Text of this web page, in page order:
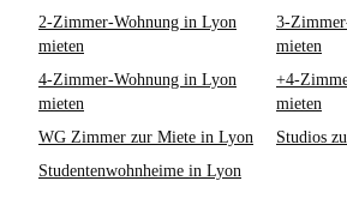
2-Zimmer-Wohnung in Lyon
mieten
3-
mieten
4-Zimmer-Wohnung in Lyon
mieten
+4-
mieten
WG Zimmer zur Miete in Lyon
Studios
Studentenwohnheime in Lyon